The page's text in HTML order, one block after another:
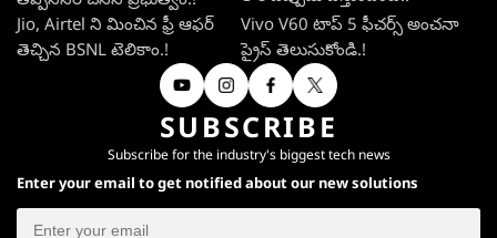
Jio, Airtel ని మించిన ఫ్రీ ఆఫర్
తెచ్చిన BSNL టెలికాం.!
Vivo V60 టాప్ 5 ఫీచర్స్ అంచనా
ప్రైస్ తెలుసుకోండి.!
SUBSCRIBE
Subscribe for the industry's biggest tech news
Enter your email to get notified about our new solutions